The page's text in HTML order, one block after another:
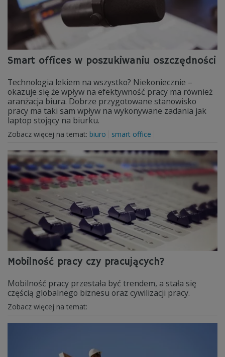
Smart offices w poszukiwaniu oszczędności
Technologia lekiem na wszystko? Niekoniecznie –
okazuje się że wpływ na efektywność pracy ma również
aranżacja biura. Dobrze przygotowane stanowisko
pracy ma taki sam wpływ na wykonywane zadania jak
laptop stojący na biurku.
Zobacz więcej na temat: biuro smart office
Mobilność pracy czy pracujących?
Mobilność pracy przestała być trendem, a stała się
częścią globalnego biznesu oraz cywilizacji pracy.
Zobacz więcej na temat: